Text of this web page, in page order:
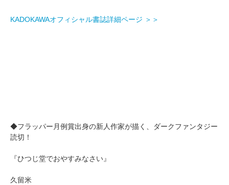
KADOKAWAオフィシャル書誌詳細ページ ＞＞
◆フラッパー月例賞出身の新人作家が描く、ダークファンタジー
読切！
『ひつじ堂でおやすみなさい』
久留米